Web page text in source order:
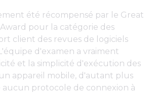
été récompensé par le Great
pour la catégorie des
client des revues de logiciels
d'examen a vraiment
et la simplicité d'exécution des
appareil mobile, d'autant plus
aucun protocole de connexion à